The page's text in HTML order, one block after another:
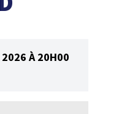
2026 À 20H00